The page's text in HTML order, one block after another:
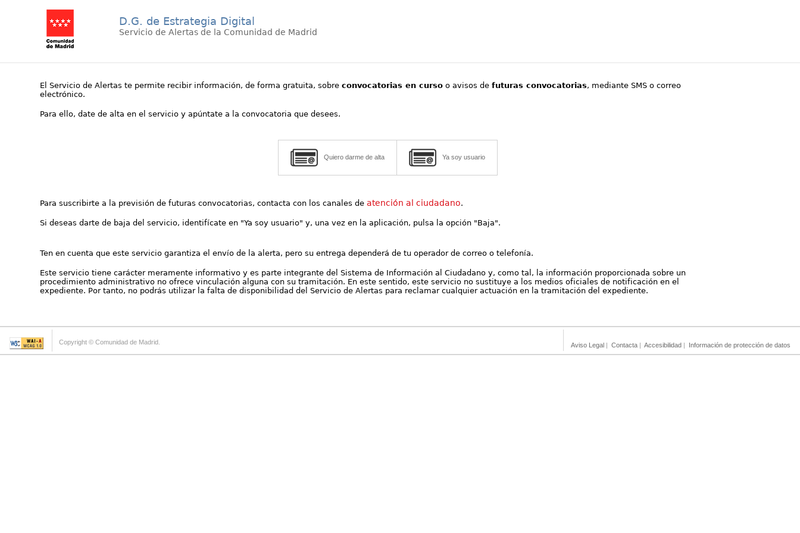
D.G. de Estrategia Digital
Servicio de Alertas de la Comunidad de Madrid
El Servicio de Alertas te permite recibir información, de forma gratuita, sobreconvocatorias en curso o avisos defuturas convocatorias, mediante SMS o correo
electrónico.
Para ello, date de alta en el servicio y apúntate a la convocatoria que desees.
Quiero darme de alta Ya soy usuario
Para suscribirte a la previsión de futuras convocatorias, contacta con los canales deatención al ciudadano.
Si deseas darte de baja del servicio, identifícate en "Ya soy usuario" y, una vez en la aplicación, pulsa la opción "Baja".
Ten en cuenta que este servicio garantiza el envío de la alerta, pero su entrega dependerá de tu operador de correo o telefonía.
Este servicio tiene carácter meramente informativo y es parte integrante del Sistema de Información al Ciudadano y, como tal, la información proporcionada sobre un
procedimiento administrativo no ofrece vinculación alguna con su tramitación. En este sentido, este servicio no sustituye a los medios oficiales de notificación en el
expediente. Por tanto, no podrás utilizar la falta de disponibilidad del Servicio de Alertas para reclamar cualquier actuación en la tramitación del expediente.
Copyright © Comunidad de Madrid. Aviso Legal | Contacta | Accesibilidad | Información de protección de datos